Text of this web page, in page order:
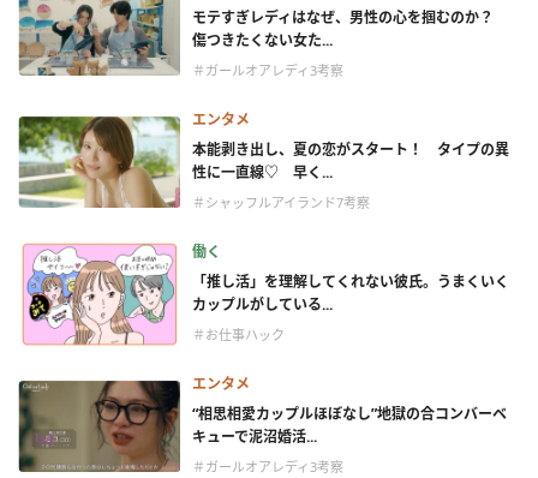
モテすぎレディはなぜ、男性の心を掴むのか？
傷つきたくない女た...
＃ガールオアレディ3考察
エンタメ
本能剥き出し、夏の恋がスタート！ タイプの異
性に一直線♡ 早く...
＃シャッフルアイランド7考察
働く
「推し活」を理解してくれない彼氏。うまくいく
カップルがしている...
＃お仕事ハック
エンタメ
“相思相愛カップルほぼなし”地獄の合コンバーベ
キューで泥沼婚活...
＃ガールオアレディ3考察